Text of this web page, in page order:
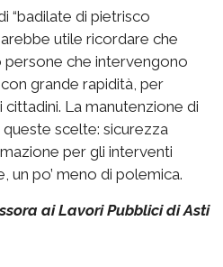
“badilate di pietrisco
utile ricordare che
che intervengono
grande rapidità, per
La manutenzione di
scelte: sicurezza
per gli interventi
un po’ meno di polemica.
ai Lavori Pubblici di Asti